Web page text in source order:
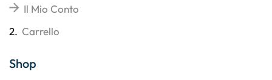
Il Mio Conto
2. Carrello
Shop